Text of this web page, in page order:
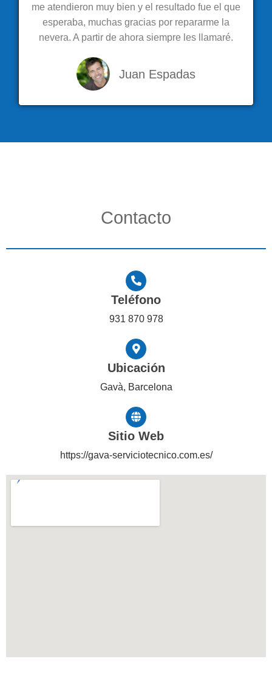
me atendieron muy bien y el resultado fue el que
esperaba, muchas gracias por repararme la
nevera. A partir de ahora siempre les llamaré.
Juan Espadas
Contacto
Teléfono
931 870 978
Ubicación
Gavà, Barcelona
Sitio Web
https://gava-serviciotecnico.com.es/